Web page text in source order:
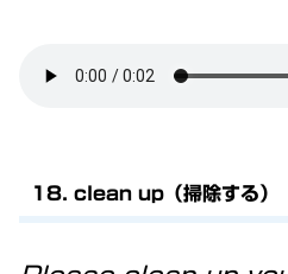
18. clean up（掃除する）